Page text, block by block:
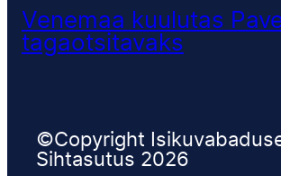
Venemaa kuulutas
tagaotsitavaks
©Copyright
Sihtasutus 2026